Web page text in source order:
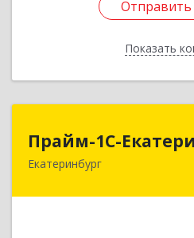
Отправить
Показать
Отправить
Назад
Прайм-1С-
Екатеринбург
Прайм-
620142, Свердловская